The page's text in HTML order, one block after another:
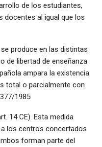
de los estudiantes,
docentes al igual que los
produce en las distintas
de libertad de enseñanza
ampara la existencia
total o parcialmente con
1985
14 CE). Esta medida
los centros concertados
forman parte del